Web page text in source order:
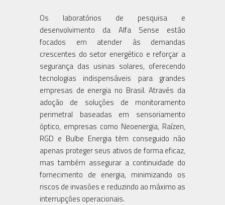
Os laboratórios de pesquisa e
desenvolvimento da Alfa Sense estão
focados em atender às demandas
crescentes do setor energético e reforçar a
segurança das usinas solares, oferecendo
tecnologias indispensáveis para grandes
empresas de energia no Brasil. Através da
adoção de soluções de monitoramento
perimetral baseadas em sensoriamento
óptico, empresas como Neoenergia, Raízen,
RGD e Bulbe Energia têm conseguido não
apenas proteger seus ativos de forma eficaz,
mas também assegurar a continuidade do
fornecimento de energia, minimizando os
riscos de invasões e reduzindo ao máximo as
interrupções operacionais.